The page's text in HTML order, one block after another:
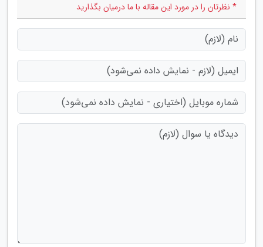
* نظرتان را در مورد این مقاله با ما درمیان بگذارید